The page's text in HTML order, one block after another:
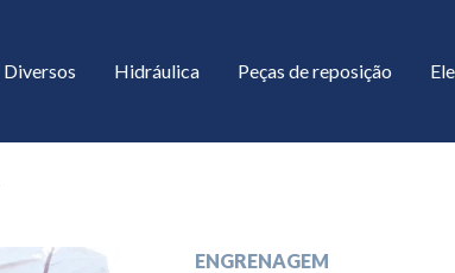
Diversos Hidráulica Peças de reposição
ENGRENAGEM